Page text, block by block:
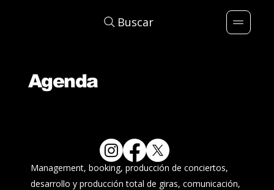
Buscar
Agenda
Management, booking, producción de conciertos,
desarrollo y producción total de giras, comunicación,